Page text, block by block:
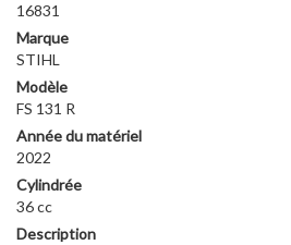
16831
Marque
STIHL
Modèle
FS 131 R
Année du matériel
2022
Cylindrée
36 cc
Description